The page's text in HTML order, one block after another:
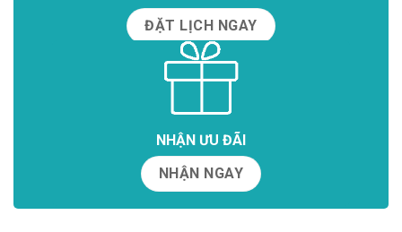
ĐẶT LỊCH NGAY
NHẬN ƯU ĐÃI
NHẬN NGAY